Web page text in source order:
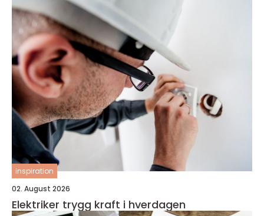
inspiration
02. August 2026
Elektriker trygg kraft i hverdagen